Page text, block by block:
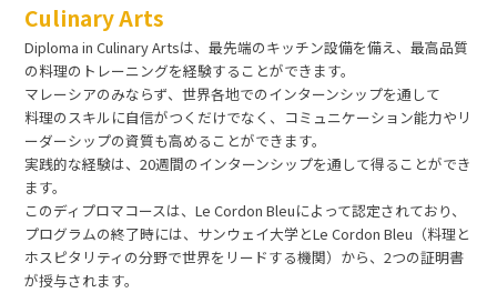
Culinary Arts
Diploma in Culinary Artsは、最先端のキッチン設備を備え、最高品質
の料理のトレーニングを経験することができます。
マレーシアのみならず、世界各地でのインターンシップを通して
料理のスキルに自信がつくだけでなく、コミュニケーション能力やリ
ーダーシップの資質も高めることができます。
実践的な経験は、20週間のインターンシップを通して得ることができ
ます。
このディプロマコースは、Le Cordon Bleuによって認定されており、
プログラムの終了時には、サンウェイ大学とLe Cordon Bleu（料理と
ホスピタリティの分野で世界をリードする機関）から、2つの証明書
が授与されます。